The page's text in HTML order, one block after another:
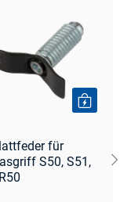
für
S50, S51,